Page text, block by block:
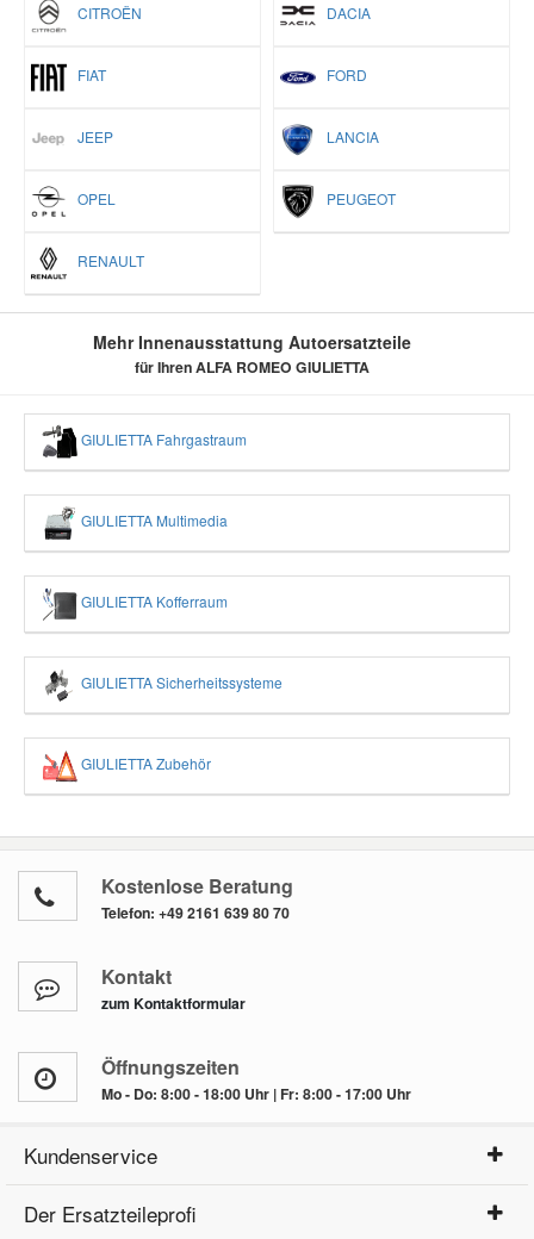
CITROËN DACIA
FIAT FORD
JEEP LANCIA
OPEL PEUGEOT
RENAULT
Mehr Innenausstattung Autoersatzteile
für Ihren ALFA ROMEO GIULIETTA
GIULIETTA Fahrgastraum
GIULIETTA Multimedia
GIULIETTA Kofferraum
GIULIETTA Sicherheitssysteme
GIULIETTA Zubehör
Kostenlose Beratung
Telefon: +49 2161 639 80 70
Kontakt
zum Kontaktformular
Öffnungszeiten
Mo - Do: 8:00 - 18:00 Uhr | Fr: 8:00 - 17:00 Uhr
Kundenservice
Der Ersatzteileprofi